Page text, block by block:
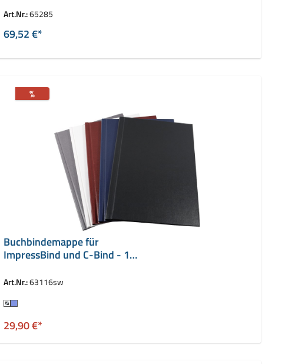
Art.Nr.:65285
69,52 €*
%
Buchbindemappe für
ImpressBind und C-Bind - 16
Art.Nr.:63116sw
Farbe
29,90 €*